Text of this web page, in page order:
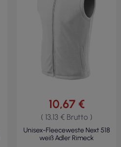
10,67 €
( 13,13 € Brutto )
Unisex-Fleeceweste Next 518
weiß Adler Rimeck